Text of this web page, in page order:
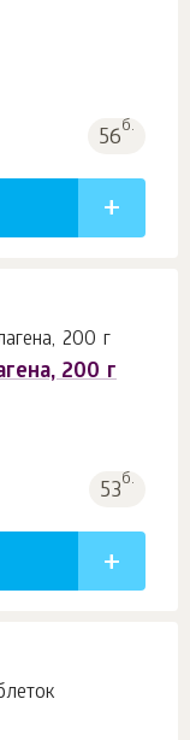
56б.
200 г
53б.